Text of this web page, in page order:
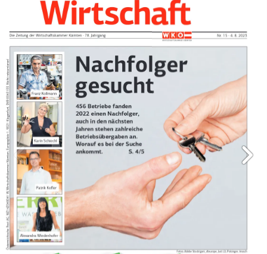
Die Zeitung der Wirtschaftskammer Kärnten · 78. Jahrgang Nr. 15 · 4. 8. 2023
Österreichische Post AG, WZ14Z040041 W, Wirtschaftskammer Kärnten, Europaplatz 1, 9021 Klagenfurt, DVR 0043133. Nicht retournieren!
Fotos: Adobe Stock/gani_dteurope, Just (2), Polsinger, Irrasch
Franz Kollmann
Karin Schiechl
Patrik Kofler
Alexandra Wiedenhofer
Nachfolger
gesucht 456 Betriebe fanden
2022 einen Nachfolger,
auch in den nächsten
Jahren stehen zahlreiche
Betriebsübergaben an.
Worauf es bei der Suche
ankommt. S. 4/5